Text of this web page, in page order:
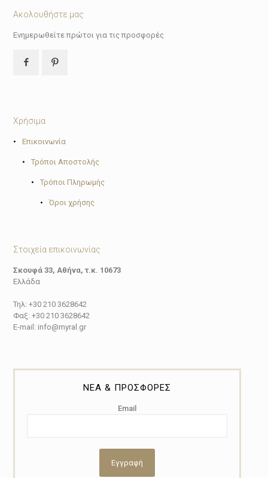
Ακολουθήστε μας
Ενημερωθείτε πρώτοι για τις προσφορές
Χρήσιμα
• Επικοινωνία
• Τρόποι Αποστολής
• Τρόποι Πληρωμής
• Όροι χρήσης
Στοιχεία επικοινωνίας
Σκουφά 33, Αθήνα, τ.κ. 10673
Ελλάδα
Τηλ: +30 210 3628642
Φαξ: +30 210 3628642
E-mail: info@myral.gr
ΝΕΑ & ΠΡΟΣΦΟΡΕΣ
Email